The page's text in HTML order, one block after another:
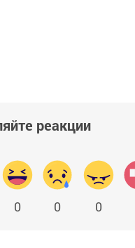
реакции
0 0 0